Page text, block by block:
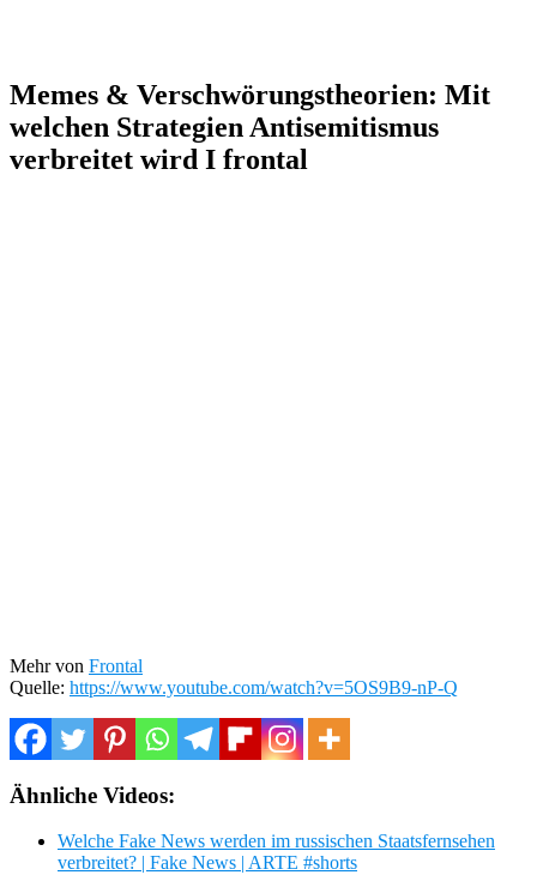
Memes & Verschwörungstheorien: Mit
welchen Strategien Antisemitismus
verbreitet wird I frontal
Mehr von Frontal
Quelle: https://www.youtube.com/watch?v=5OS9B9-nP-Q
Ähnliche Videos:
Welche Fake News werden im russischen Staatsfernsehen
verbreitet? | Fake News | ARTE #shorts